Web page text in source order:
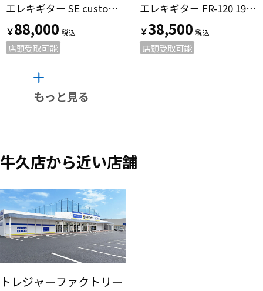
エレキギター SE custom24 @
￥88,000
店頭受取可能
エレキギター FR-120 1991年製 SHADOWピックアップ @
￥38,500
店頭受取可能
もっと見る
牛久店から近い店舗
トレジャーファクトリー